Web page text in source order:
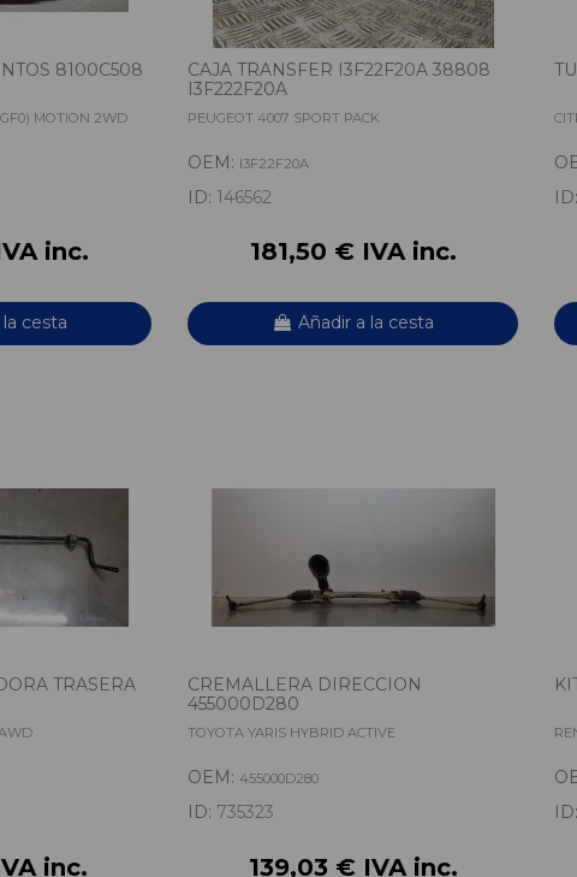
8100C508
MOTION 2WD
inc.
cesta
CAJA TRANSFER I3F22F20A 38808
I3F222F20A
PEUGEOT 4007 SPORT PACK
OEM: I3F22F20A
ID: 146562
181,50 € IVA inc.
Añadir a la cesta
ID:
TRASERA
inc.
CREMALLERA DIRECCION
455000D280
TOYOTA YARIS HYBRID ACTIVE
OEM: 455000D280
ID: 735323
139,03 € IVA inc.
ID: